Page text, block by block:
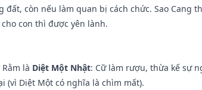
còn nếu làm quan bị cách chức. Sao Cang
con thì được yên lành.
là Diệt Một Nhật: Cữ làm rượu, thừa kế sự
(vì Diệt Một có nghĩa là chìm mất).